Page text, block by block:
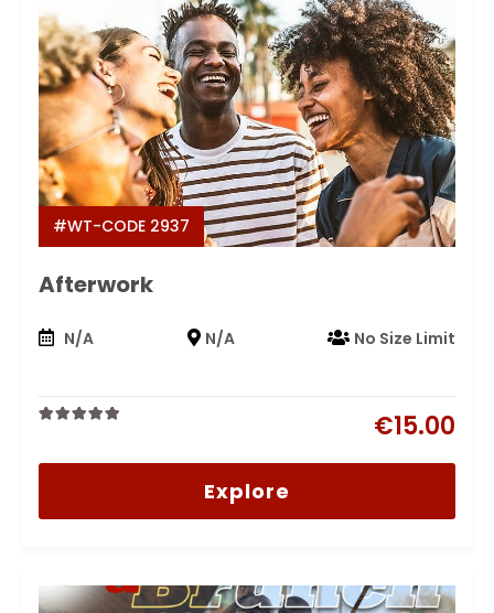
#WT-CODE 2937
Afterwork
N/A N/A No Size Limit
€15.00
out
Explore